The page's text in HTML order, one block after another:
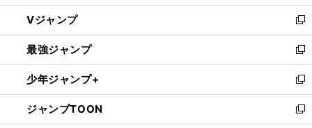
ウ
ィ
ン
ド
ウ
で
開
く
し
い
ウ
ィ
ン
ド
ウ
で
開
Vジャンプ
新
し
い
ウ
ィ
ン
ド
ウ
最強ジャンプ
新
し
い
ウ
ィ
ン
少年ジャンプ+
新
し
い
ジャンプTOON
新